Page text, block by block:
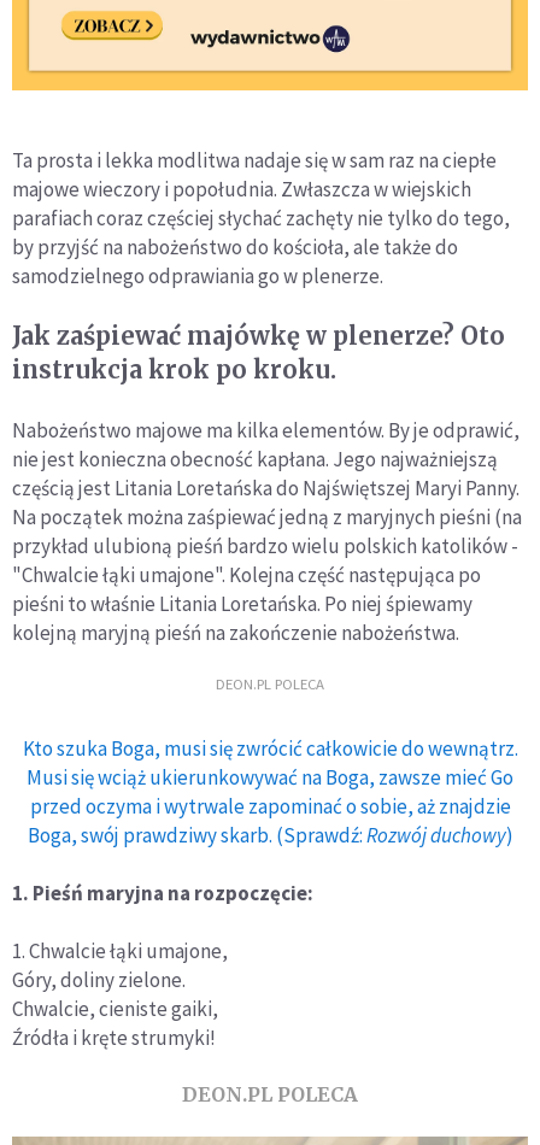
Ta prosta i lekka modlitwa nadaje się w sam raz na ciepłe
majowe wieczory i popołudnia. Zwłaszcza w wiejskich
parafiach coraz częściej słychać zachęty nie tylko do tego,
by przyjść na nabożeństwo do kościoła, ale także do
samodzielnego odprawiania go w plenerze.
Jak zaśpiewać majówkę w plenerze? Oto
instrukcja krok po kroku.
Nabożeństwo majowe ma kilka elementów. By je odprawić,
nie jest konieczna obecność kapłana. Jego najważniejszą
częścią jest Litania Loretańska do Najświętszej Maryi Panny.
Na początek można zaśpiewać jedną z maryjnych pieśni (na
przykład ulubioną pieśń bardzo wielu polskich katolików -
"Chwalcie łąki umajone". Kolejna część następująca po
pieśni to właśnie Litania Loretańska. Po niej śpiewamy
kolejną maryjną pieśń na zakończenie nabożeństwa.
DEON.PL POLECA
Kto szuka Boga, musi się zwrócić całkowicie do wewnątrz.
Musi się wciąż ukierunkowywać na Boga, zawsze mieć Go
przed oczyma i wytrwale zapominać o sobie, aż znajdzie
Boga, swój prawdziwy skarb. (Sprawdź:Rozwój duchowy)
1. Pieśń maryjna na rozpoczęcie:
1. Chwalcie łąki umajone,
Góry, doliny zielone.
Chwalcie, cieniste gaiki,
Źródła i kręte strumyki!
DEON.PL POLECA